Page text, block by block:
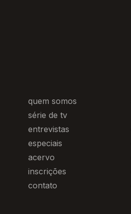
quem somos
série de tv
entrevistas
especiais
acervo
inscrições
contato